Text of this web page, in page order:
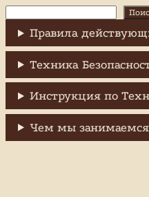
Правила
Техника
Инструкция по
Чем мы занимаемся